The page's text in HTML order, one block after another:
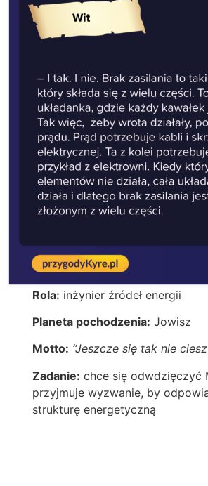
Rola: inżynier źródeł energii
Planeta pochodzenia: Jowisz
Motto: “Jeszcze się tak nie ciesz
Zadanie: chce się odwdzięczyć
przyjmuje wyzwanie, by
strukturę energetyczną